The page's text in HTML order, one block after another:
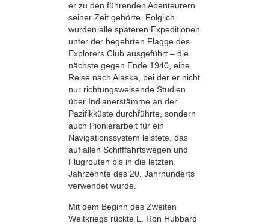
er zu den führenden Abenteurern
seiner Zeit gehörte. Folglich
wurden alle späteren Expeditionen
unter der begehrten Flagge des
Explorers Club ausgeführt – die
nächste gegen Ende 1940, eine
Reise nach Alaska, bei der er nicht
nur richtungsweisende Studien
über Indianerstämme an der
Pazifikküste durchführte, sondern
auch Pionierarbeit für ein
Navigationssystem leistete, das
auf allen Schifffahrtswegen und
Flugrouten bis in die letzten
Jahrzehnte des 20. Jahrhunderts
verwendet wurde.
Mit dem Beginn des Zweiten
Weltkriegs rückte L. Ron Hubbard